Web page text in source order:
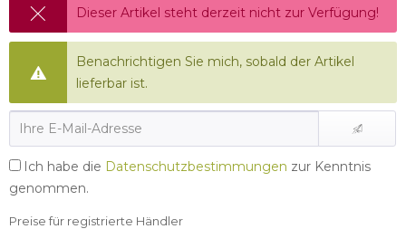
Dieser Artikel steht derzeit nicht zur Verfügung!
Benachrichtigen Sie mich, sobald der Artikel
lieferbar ist.
Ich habe die Datenschutzbestimmungen zur Kenntnis
genommen.
Preise für registrierte Händler